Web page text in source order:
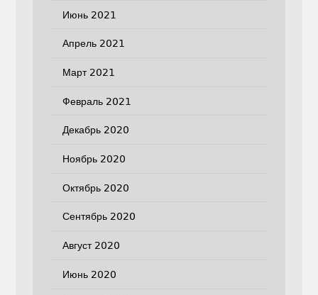
Июнь 2021
Апрель 2021
Март 2021
Февраль 2021
Декабрь 2020
Ноябрь 2020
Октябрь 2020
Сентябрь 2020
Август 2020
Июнь 2020